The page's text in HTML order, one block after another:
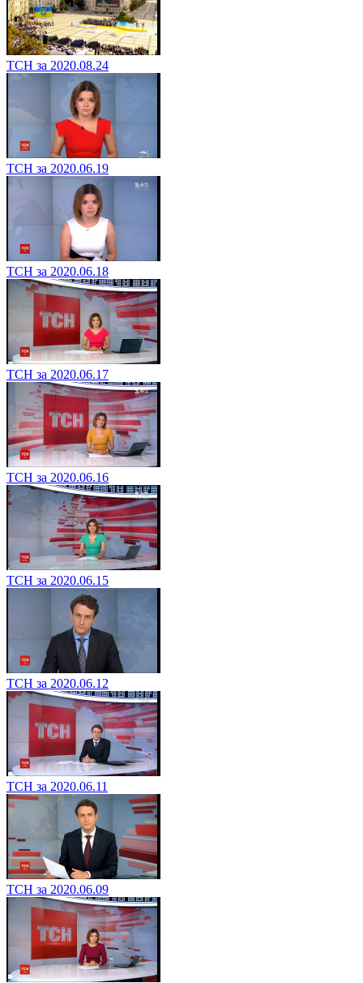
ТСН за 2020.08.24
ТСН за 2020.06.19
ТСН за 2020.06.18
ТСН за 2020.06.17
ТСН за 2020.06.16
ТСН за 2020.06.15
ТСН за 2020.06.12
ТСН за 2020.06.11
ТСН за 2020.06.09